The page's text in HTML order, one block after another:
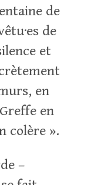
de
de
et
en
en
colère ».
–